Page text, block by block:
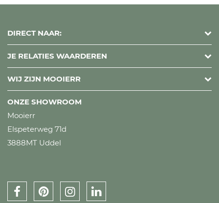
DIRECT NAAR:
JE RELATIES WAARDEREN
WIJ ZIJN MOOIERR
ONZE SHOWROOM
Mooierr
Elspeterweg 71d
3888MT Uddel